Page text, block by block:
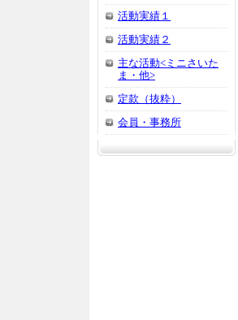
活動実績１
活動実績２
主な活動<ミニさいた
ま・他>
定款（抜粋）
会員・事務所